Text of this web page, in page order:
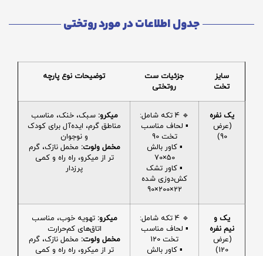
جدول اطلاعات در مورد روتختی
سایز
تخت
جزئیات ست
روتختی
توضیحات نوع پارچه
یک نفره
(عرض
90)
🔹 4 تکه شامل:
▪️ لحاف مناسب
تخت 90
▪️ کاور بالش
50×70
▪️ کاور تشک
کش‌دوزی شده
22×200×90
میکرو: سبک، خنک، مناسب
مناطق گرم، ایده‌آل برای کودک
و نوجوان
مخمل ولوت: مخمل نازک، گرم
تر از میکرو، راه راه و کمی
پرزدار
یک و
نیم نفره
(عرض
120)
🔹 4 تکه شامل:
▪️ لحاف مناسب
تخت 120
▪️ کاور بالش
میکرو: تهویه خوب، مناسب
اتاق‌های کم‌حرارت
مخمل ولوت: مخمل نازک، گرم
تر از میکرو، راه راه و کمی